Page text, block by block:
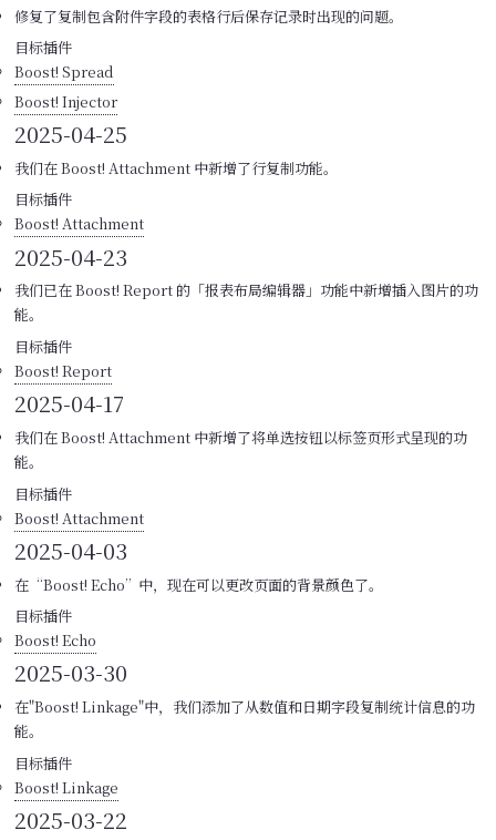
修复了复制包含附件字段的表格行后保存记录时出现的问题。
目标插件
Boost! Spread
Boost! Injector
2025-04-25
我们在 Boost! Attachment 中新增了行复制功能。
目标插件
Boost! Attachment
2025-04-23
我们已在 Boost! Report 的「报表布局编辑器」功能中新增插入图片的功
能。
目标插件
Boost! Report
2025-04-17
我们在 Boost! Attachment 中新增了将单选按钮以标签页形式呈现的功
能。
目标插件
Boost! Attachment
2025-04-03
在“Boost! Echo”中，现在可以更改页面的背景颜色了。
目标插件
Boost! Echo
2025-03-30
在"Boost! Linkage"中，我们添加了从数值和日期字段复制统计信息的功
能。
目标插件
Boost! Linkage
2025-03-22